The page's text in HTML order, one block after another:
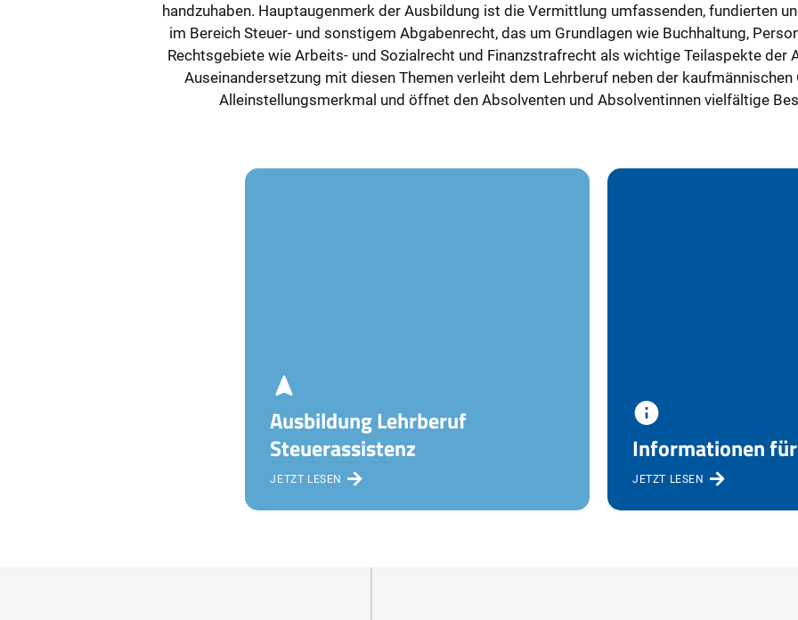
handzuhaben. Hauptaugenmerk der Ausbildung ist die Vermittlung umfassenden, fundierten
im Bereich Steuer- und sonstigem Abgabenrecht, das um Grundlagen wie Buchhaltung,
Rechtsgebiete wie Arbeits- und Sozialrecht und Finanzstrafrecht als wichtige Teilaspekte der
Auseinandersetzung mit diesen Themen verleiht dem Lehrberuf neben der
Alleinstellungsmerkmal und öffnet den Absolventen und Absolventinnen vielfältige
Ausbildung Lehrberuf
Steuerassistenz
JETZT LESEN
Informationen
JETZT LESEN